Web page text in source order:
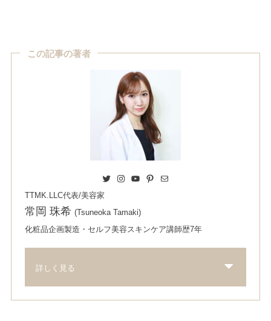
この記事の著者
Twitter Instagram YouTube Pinterest Mail
TTMK.LLC代表/美容家
常岡 珠希(Tsuneoka Tamaki)
化粧品企画製造・セルフ美容スキンケア講師歴7年
詳しく見る